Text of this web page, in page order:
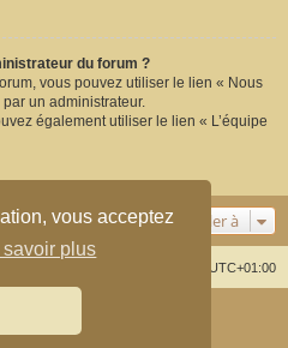
vous acceptez
savoir plus
du forum ?
vous pouvez utiliser le lien « Nous
un administrateur.
également utiliser le lien « L’équipe
Aller à
UTC+01:00
Software © phpBB Limited
phpBB-fr.com